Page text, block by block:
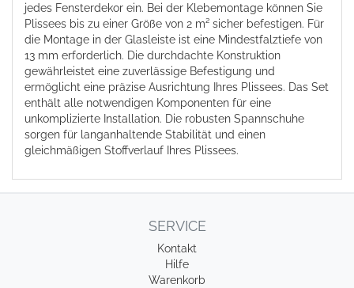
jedes Fensterdekor ein. Bei der Klebemontage können Sie
Plissees bis zu einer Größe von 2 m² sicher befestigen. Für
die Montage in der Glasleiste ist eine Mindestfalztiefe von
13 mm erforderlich. Die durchdachte Konstruktion
gewährleistet eine zuverlässige Befestigung und
ermöglicht eine präzise Ausrichtung Ihres Plissees. Das Set
enthält alle notwendigen Komponenten für eine
unkomplizierte Installation. Die robusten Spannschuhe
sorgen für langanhaltende Stabilität und einen
gleichmäßigen Stoffverlauf Ihres Plissees.
SERVICE
Kontakt
Hilfe
Warenkorb